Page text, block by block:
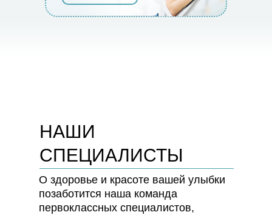
НАШИ
СПЕЦИАЛИСТЫ
О здоровье и красоте вашей улыбки
позаботится наша команда
первоклассных специалистов,